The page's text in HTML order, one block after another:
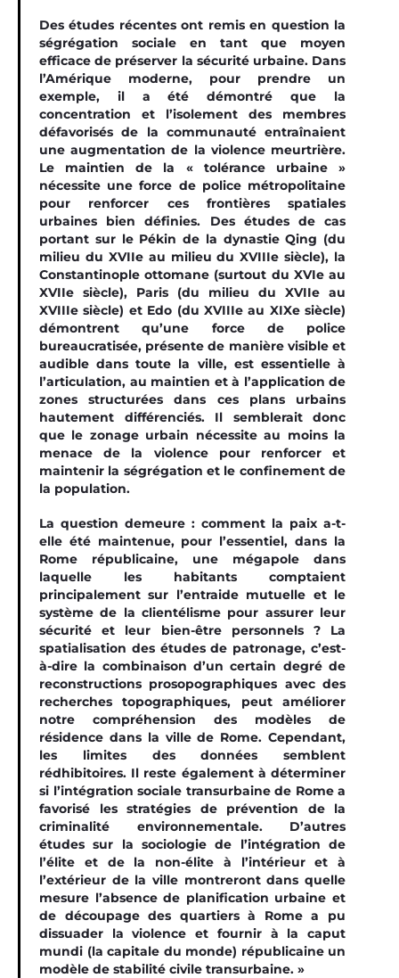
Des études récentes ont remis en question la
ségrégation sociale en tant que moyen
efficace de préserver la sécurité urbaine. Dans
l’Amérique moderne, pour prendre un
exemple, il a été démontré que la
concentration et l’isolement des membres
défavorisés de la communauté entraînaient
une augmentation de la violence meurtrière.
Le maintien de la « tolérance urbaine »
nécessite une force de police métropolitaine
pour renforcer ces frontières spatiales
urbaines bien définies. Des études de cas
portant sur le Pékin de la dynastie Qing (du
milieu du XVIIe au milieu du XVIIIe siècle), la
Constantinople ottomane (surtout du XVIe au
XVIIe siècle), Paris (du milieu du XVIIe au
XVIIIe siècle) et Edo (du XVIIIe au XIXe siècle)
démontrent qu’une force de police
bureaucratisée, présente de manière visible et
audible dans toute la ville, est essentielle à
l’articulation, au maintien et à l’application de
zones structurées dans ces plans urbains
hautement différenciés. Il semblerait donc
que le zonage urbain nécessite au moins la
menace de la violence pour renforcer et
maintenir la ségrégation et le confinement de
la population.
La question demeure : comment la paix a-t-
elle été maintenue, pour l’essentiel, dans la
Rome républicaine, une mégapole dans
laquelle les habitants comptaient
principalement sur l’entraide mutuelle et le
système de la clientélisme pour assurer leur
sécurité et leur bien-être personnels ? La
spatialisation des études de patronage, c’est-
à-dire la combinaison d’un certain degré de
reconstructions prosopographiques avec des
recherches topographiques, peut améliorer
notre compréhension des modèles de
résidence dans la ville de Rome. Cependant,
les limites des données semblent
rédhibitoires. Il reste également à déterminer
si l’intégration sociale transurbaine de Rome a
favorisé les stratégies de prévention de la
criminalité environnementale. D’autres
études sur la sociologie de l’intégration de
l’élite et de la non-élite à l’intérieur et à
l’extérieur de la ville montreront dans quelle
mesure l’absence de planification urbaine et
de découpage des quartiers à Rome a pu
dissuader la violence et fournir à la caput
mundi (la capitale du monde) républicaine un
modèle de stabilité civile transurbaine. »